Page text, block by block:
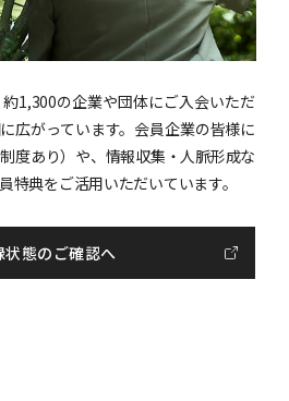
1,300の企業や団体にご入会いただ
広がっています。会員企業の皆様に
度あり）や、情報収集・人脈形成な
特典をご活用いただいています。
状態のご確認へ